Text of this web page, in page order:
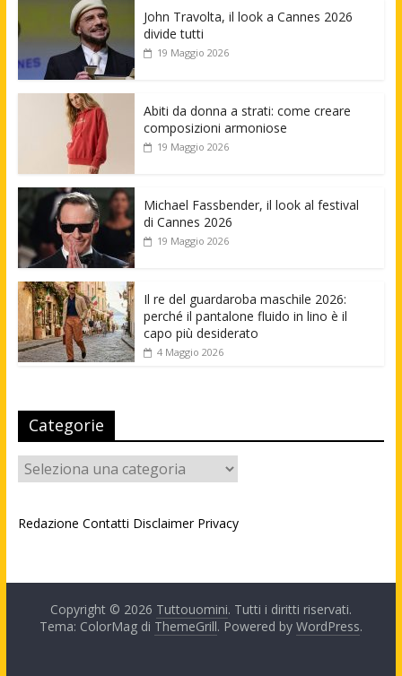
John Travolta, il look a Cannes 2026
divide tutti
19 Maggio 2026
Abiti da donna a strati: come creare
composizioni armoniose
19 Maggio 2026
Michael Fassbender, il look al festival
di Cannes 2026
19 Maggio 2026
Il re del guardaroba maschile 2026:
perché il pantalone fluido in lino è il
capo più desiderato
4 Maggio 2026
Categorie
Categorie
Redazione Contatti Disclaimer Privacy
Copyright © 2026 Tuttouomini. Tutti i diritti riservati.
Tema: ColorMag di ThemeGrill. Powered by WordPress.